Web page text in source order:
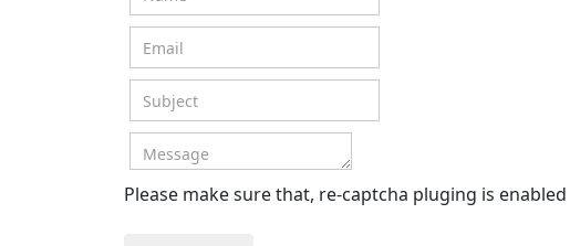
Please make sure that, re-captcha pluging is enabled